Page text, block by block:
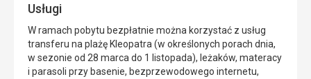
Usługi
W ramach pobytu bezpłatnie można korzystać z usług
transferu na plażę Kleopatra (w określonych porach dnia,
w sezonie od 28 marca do 1 listopada), leżaków, materacy
i parasoli przy basenie, bezprzewodowego internetu,